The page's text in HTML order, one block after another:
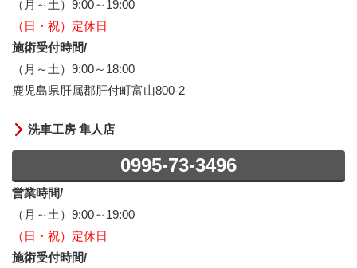
（月～土）9:00～19:00
（日・祝）定休日
施術受付時間/
（月～土）9:00～18:00
鹿児島県肝属郡肝付町富山800-2
洗車工房 隼人店
0995-73-3496
営業時間/
（月～土）9:00～19:00
（日・祝）定休日
施術受付時間/